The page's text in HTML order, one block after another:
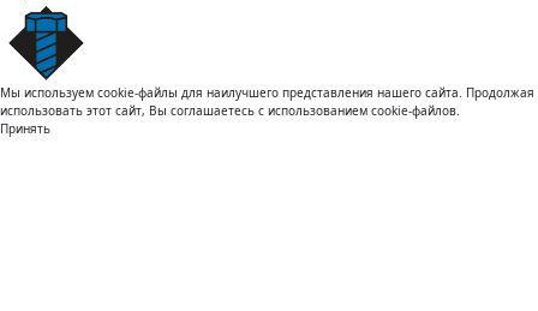
Мы используем cookie-файлы для наилучшего представления нашего сайта. Продолжая
использовать этот сайт, Вы соглашаетесь с использованием cookie-файлов.
Принять